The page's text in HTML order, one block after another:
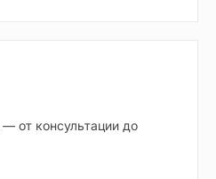
от консультации до